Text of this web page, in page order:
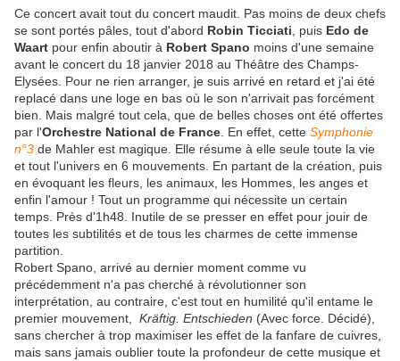
Ce concert avait tout du concert maudit. Pas moins de deux chefs
se sont portés pâles, tout d'abord Robin Ticciati , puis Edo de
Waart pour enfin aboutir à Robert Spano moins d'une semaine
avant le concert du 18 janvier 2018 au Théâtre des Champs-
Elysées. Pour ne rien arranger, je suis arrivé en retard et j'ai été
replacé dans une loge en bas où le son n'arrivait pas forcément
bien. Mais malgré tout cela, que de belles choses ont été offertes
par l'Orchestre National de France . En effet, cette Symphonie
n°3 de Mahler est magique. Elle résume à elle seule toute la vie
et tout l'univers en 6 mouvements. En partant de la création, puis
en évoquant les fleurs, les animaux, les Hommes, les anges et
enfin l'amour ! Tout un programme qui nécessite un certain
temps. Près d'1h48. Inutile de se presser en effet pour jouir de
toutes les subtilités et de tous les charmes de cette immense
partition.
Robert Spano, arrivé au dernier moment comme vu
précédemment n'a pas cherché à révolutionner son
interprétation, au contraire, c'est tout en humilité qu'il entame le
premier mouvement, Kräftig. Entschieden (Avec force. Décidé),
sans chercher à trop maximiser les effet de la fanfare de cuivres,
mais sans jamais oublier toute la profondeur de cette musique et